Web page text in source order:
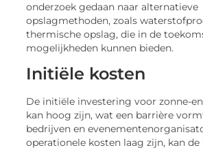
onderzoek gedaan naar alternatieve
opslagmethoden, zoals
thermische opslag, die in de
mogelijkheden kunnen bieden.
Initiële kosten
De initiële investering voor zonne-
kan hoog zijn, wat een barrière
bedrijven en
operationele kosten laag zijn, kan de